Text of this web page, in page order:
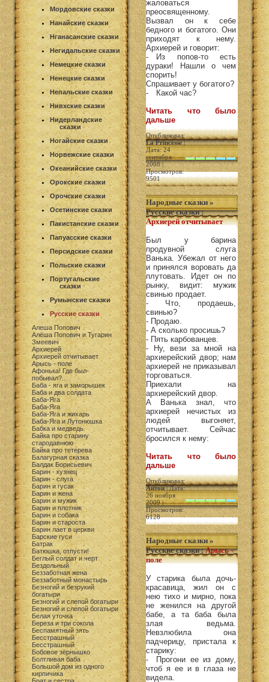
Мордовские сказки
Нанайские сказки
Нганасанские сказки
Негидальские сказки
Немецкие сказки
Ненецкие сказки
Непальские сказки
Нивхские сказки
Нидерландские
сказки
Ногайские сказки
Норвежские сказки
Океанийские сказки
Орокские сказки
Орочские сказки
Осетинские сказки
Пакистанские сказки
Папуасские сказки
Персидские сказки
Польские сказки
Португальские
сказки
Румынские сказки
Русские сказки
Алеша Попович
Алёша Попович и Тугарин
Змеевич
Архиерей
Архиерей отчитывает
Арысь - поле
Афонька! Где был-
побывал?..
Баба - яга и заморышек
Баба и два солдата
Баба-Яга
Баба-Яга
Баба-Яга и жихарь
Баба-Яга и Лутонюшка
Бабка и медведь
Байка про старину
стародавнюю
Байка про тетерева
Балагурная сказка
Балдак Борисьевич
Барин - кузнец
Барин - слуга
Барин и гусак
Барин и жена
Барин и мужик
Барин и плотник
Барин и собака
Барин и староста
Барин лает в церкви
Барские гуси
Батрак
Батюшка, отпусти!
Беглый солдат и черт
Бездольный
Беззаботная жена
Беззаботный монастырь
Безногий и безрукий
богатыри
Безногий и слепой богатыри
Безногий и слепой богатыри
Белая уточка
Береза и три сокола
Беспамятный зять
Бесстрашный
Бесстрашный
Бобовое зёрнышко
Болтливая баба
Большой дом из одного
кирпичика
жаловаться
преосвященному.
Вызвал он к себе
бедного и богатого. Они
приходят к нему.
Архиерей и говорит:
- Из попов-то есть
дураки! Нашли о чем
спорить!
Спрашивает у богатого?
- Какой час?
Читать что было
дальше
Опубликовал:
La Princesse|
Дата: 24
сентября
2008 |
Просмотров:
9501
Народные сказки »
Русские сказки:
Архиерей отчитывает
Был у барина
продувной слуга
Ванька. Убежал от него
и принялся воровать да
плутовать. Идет он по
рынку, видит: мужик
свинью продает.
- Что, продаешь,
свинью?
- Продаю.
- А сколько просишь?
- Пять карбованцев.
- Ну, вези за мной на
архиерейский двор; нам
архиерей не приказывал
торговаться.
Приехали на
архиерейский двор.
А Ванька знал, что
архиерей нечистых из
людей выгоняет,
отчитывает. Сейчас
бросился к нему:
Читать что было
дальше
Опубликовал:
Антон| Дата:
26 ноября
2009 |
Просмотров:
6128
Народные сказки »
Русские сказки:Арысь -
поле
У старика была дочь-
красавица, жил он с
нею тихо и мирно, пока
не женился на другой
бабе, а та баба была
злая ведьма.
Невзлюбила она
падчерицу, пристала к
старику:
- Прогони ее из дому,
чтоб я ее и в глаза не
видела.